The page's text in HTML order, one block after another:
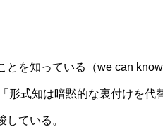
を知っている（we can
形式知は暗黙的な裏付けを代
ている。